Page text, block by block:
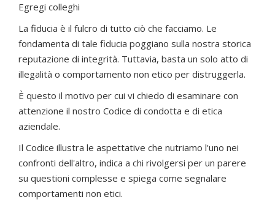
Egregi colleghi
La fiducia è il fulcro di tutto ciò che facciamo. Le
fondamenta di tale fiducia poggiano sulla nostra storica
reputazione di integrità. Tuttavia, basta un solo atto di
illegalità o comportamento non etico per distruggerla.
È questo il motivo per cui vi chiedo di esaminare con
attenzione il nostro Codice di condotta e di etica
aziendale.
Il Codice illustra le aspettative che nutriamo l'uno nei
confronti dell'altro, indica a chi rivolgersi per un parere
su questioni complesse e spiega come segnalare
comportamenti non etici.